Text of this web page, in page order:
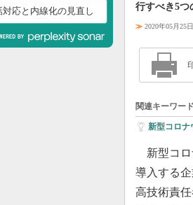
対応と内線化の見直し
行すべき5つ
≫ 2020年05月25
関連キーワード
新型コロナ
新型コロ
導入する
高技術責